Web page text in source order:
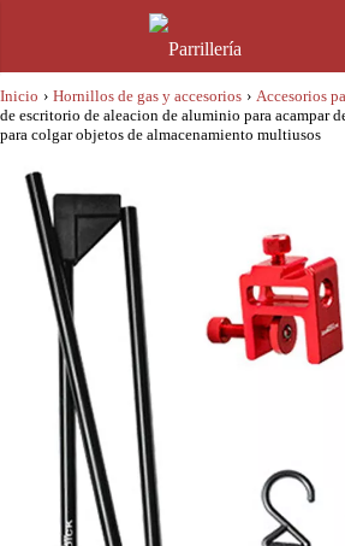
Inicio › Hornillos de gas y accesorios › Accesorios
de escritorio de aleacion de aluminio para acampar
para colgar objetos de almacenamiento multiusos